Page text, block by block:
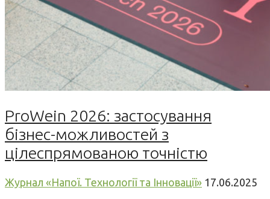
ProWein 2026: застосування
бізнес-можливостей з
цілеспрямованою точністю
Журнал «Напої. Технології та Інновації» 17.06.2025